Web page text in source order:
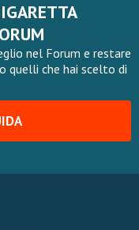
nel Forum e restare
quelli che hai scelto di